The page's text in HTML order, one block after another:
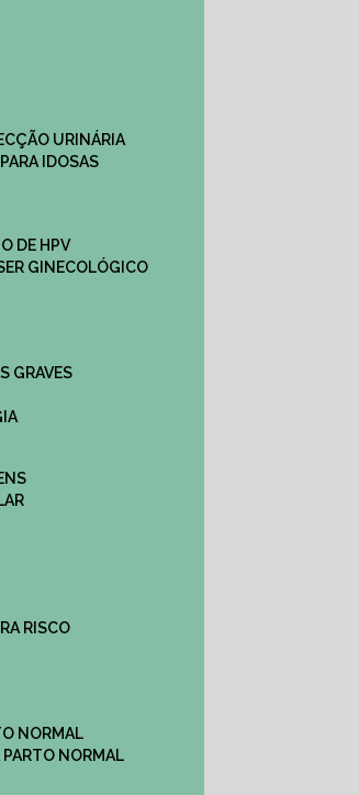
URINÁRIA
PARA IDOSAS
DE HPV
GINECOLÓGICO
GRAVES
RISCO
NORMAL
PARTO NORMAL